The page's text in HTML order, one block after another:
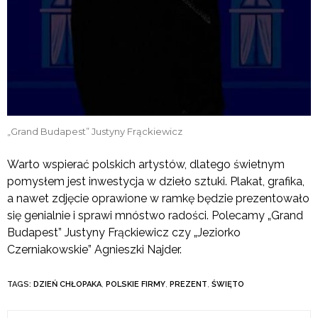
„Grand Budapest” Justyny Frąckiewicz
Warto wspierać polskich artystów, dlatego świetnym
pomysłem jest inwestycja w dzieło sztuki. Plakat, grafika,
a nawet zdjęcie oprawione w ramkę będzie prezentowało
się genialnie i sprawi mnóstwo radości. Polecamy „Grand
Budapest” Justyny Frąckiewicz czy „Jeziorko
Czerniakowskie” Agnieszki Najder.
TAGS: DZIEŃ CHŁOPAKA, POLSKIE FIRMY, PREZENT, ŚWIĘTO